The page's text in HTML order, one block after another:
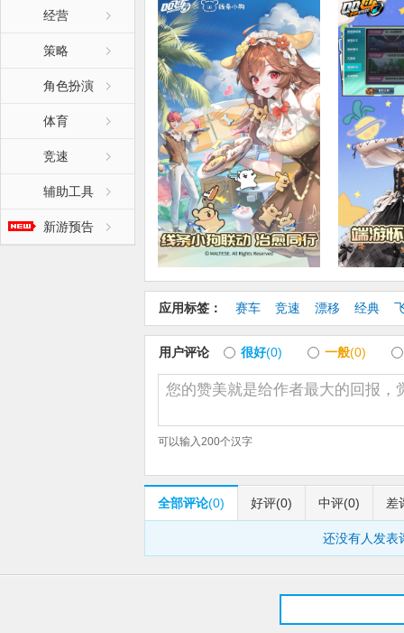
经营
策略
角色扮演
体育
竞速
辅助工具
新游预告
车》！
【更新日志】:
1、线条小狗联动 治愈同行
2、端游怀旧赛道 经典回归
3、创意工坊1.0 竞速/道具赛自定义
4、与友共赴 奇妙之旅
5、极速锦标赛 焕新来袭
应用标签： 赛车 竞速 漂移 经典
用户评论 很好(0) 一般(0)
可以输入200个汉字
全部评论(0) 好评(0) 中评(0) 差
还没有人发表